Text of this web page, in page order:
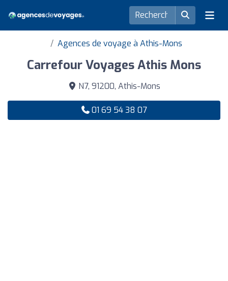
Agences de voyage à Athis-Mons
Carrefour Voyages Athis Mons
N7, 91200, Athis-Mons
01 69 54 38 07